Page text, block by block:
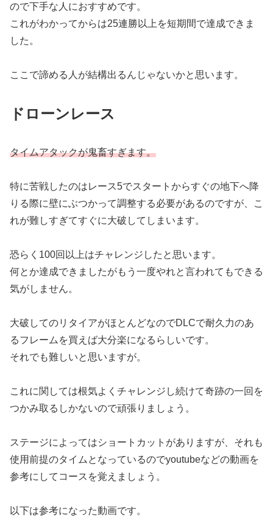
ので下手な人におすすめです。
これがわかってからは25連勝以上を短期間で達成できま
した。
ここで諦める人が結構出るんじゃないかと思います。
ドローンレース
タイムアタックが鬼畜すぎます。
特に苦戦したのはレース5でスタートからすぐの地下へ降
りる際に壁にぶつかって調整する必要があるのですが、こ
れが難しすぎてすぐに大破してしまいます。
恐らく100回以上はチャレンジしたと思います。
何とか達成できましたがもう一度やれと言われてもできる
気がしません。
大破してのリタイアがほとんどなのでDLCで耐久力のあ
るフレームを買えば大分楽になるらしいです。
それでも難しいと思いますが。
これに関しては根気よくチャレンジし続けて奇跡の一回を
つかみ取るしかないので頑張りましょう。
ステージによってはショートカットがありますが、それも
使用前提のタイムとなっているのでyoutubeなどの動画を
参考にしてコースを覚えましょう。
以下は参考になった動画です。